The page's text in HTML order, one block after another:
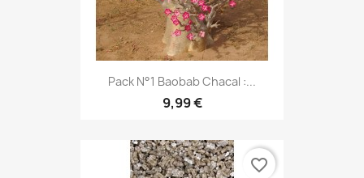
Pack N°1 Baobab Chacal :...
9,99 €
favorite_border